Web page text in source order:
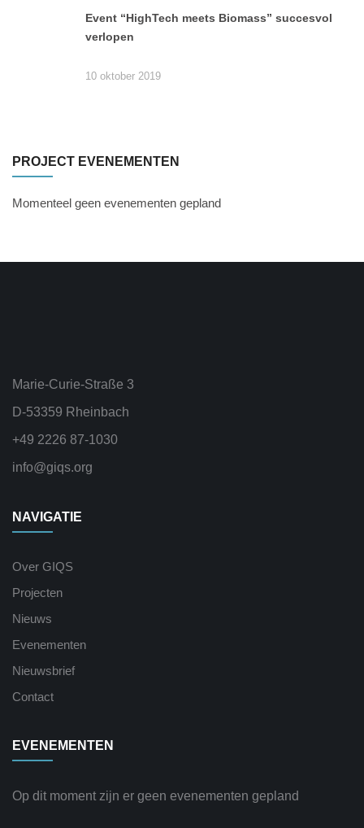
Event “HighTech meets Biomass” succesvol
verlopen
10 oktober 2019
PROJECT EVENEMENTEN
Momenteel geen evenementen gepland
Marie-Curie-Straße 3
D-53359 Rheinbach
+49 2226 87-1030
info@giqs.org
NAVIGATIE
Over GIQS
Projecten
Nieuws
Evenementen
Nieuwsbrief
Contact
EVENEMENTEN
Op dit moment zijn er geen evenementen gepland